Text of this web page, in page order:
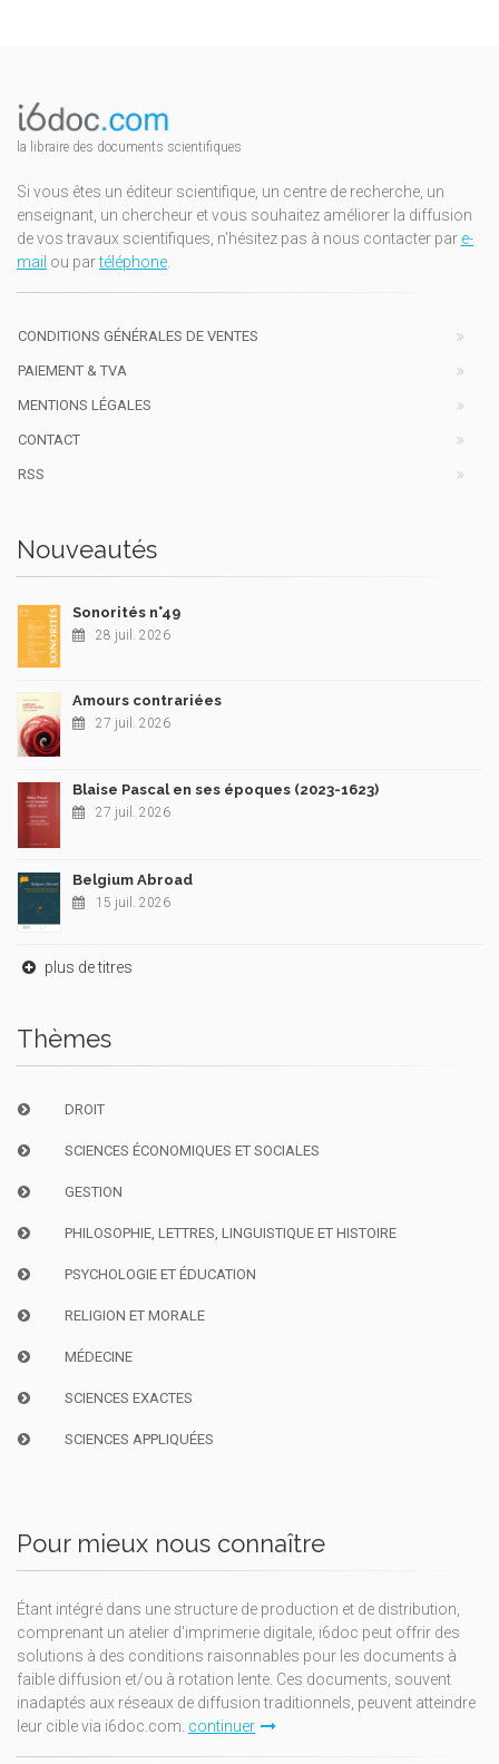
la libraire des documents scientifiques
Si vous êtes un éditeur scientifique, un centre de recherche, un
enseignant, un chercheur et vous souhaitez améliorer la diffusion
de vos travaux scientifiques, n'hésitez pas à nous contacter par e-
mail ou partéléphone.
CONDITIONS GÉNÉRALES DE VENTES
PAIEMENT & TVA
MENTIONS LÉGALES
CONTACT
RSS
Nouveautés
Sonorités n°49
28 juil. 2026
Amours contrariées
27 juil. 2026
Blaise Pascal en ses époques (2023-1623)
27 juil. 2026
Belgium Abroad
15 juil. 2026
plus de titres
Thèmes
DROIT
SCIENCES ÉCONOMIQUES ET SOCIALES
GESTION
PHILOSOPHIE, LETTRES, LINGUISTIQUE ET HISTOIRE
PSYCHOLOGIE ET ÉDUCATION
RELIGION ET MORALE
MÉDECINE
SCIENCES EXACTES
SCIENCES APPLIQUÉES
Pour mieux nous connaître
Étant intégré dans une structure de production et de distribution,
comprenant un atelier d'imprimerie digitale, i6doc peut offrir des
solutions à des conditions raisonnables pour les documents à
faible diffusion et/ou à rotation lente. Ces documents, souvent
inadaptés aux réseaux de diffusion traditionnels, peuvent atteindre
leur cible via i6doc.com. continuer